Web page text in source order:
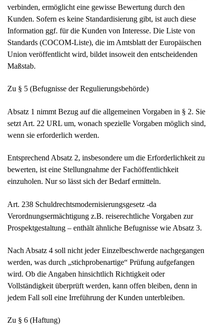
verbinden, ermöglicht eine gewisse Bewertung durch den
Kunden. Sofern es keine Standardisierung gibt, ist auch diese
Information ggf. für die Kunden von Interesse. Die Liste von
Standards (COCOM-Liste), die im Amtsblatt der Europäischen
Union veröffentlicht wird, bildet insoweit den entscheidenden
Maßstab.
Zu § 5 (Befugnisse der Regulierungsbehörde)
Absatz 1 nimmt Bezug auf die allgemeinen Vorgaben in § 2. Sie
setzt Art. 22 URL um, wonach spezielle Vorgaben möglich sind,
wenn sie erforderlich werden.
Entsprechend Absatz 2, insbesondere um die Erforderlichkeit zu
bewerten, ist eine Stellungnahme der Fachöffentlichkeit
einzuholen. Nur so lässt sich der Bedarf ermitteln.
Art. 238 Schuldrechtsmodernisierungsgesetz -da
Verordnungsermächtigung z.B. reiserechtliche Vorgaben zur
Prospektgestaltung – enthält ähnliche Befugnisse wie Absatz 3.
Nach Absatz 4 soll nicht jeder Einzelbeschwerde nachgegangen
werden, was durch „stichprobenartige“ Prüfung aufgefangen
wird. Ob die Angaben hinsichtlich Richtigkeit oder
Vollständigkeit überprüft werden, kann offen bleiben, denn in
jedem Fall soll eine Irreführung der Kunden unterbleiben.
Zu § 6 (Haftung)